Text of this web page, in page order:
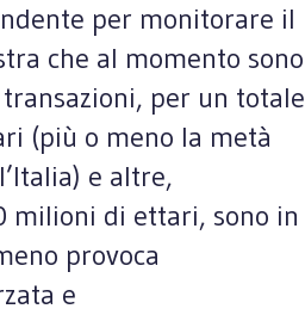
per monitorare il
che al momento sono
per un totale
(più o meno la metà
e altre,
milioni di ettari, sono in
provoca
e